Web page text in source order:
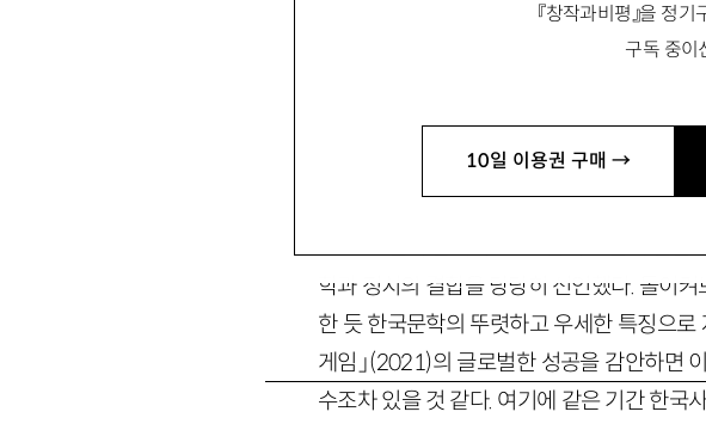
『창작과비평』을 정
구독 중이
10일 이용권 구매 →
편서 『다시 소설이론을 읽는다』 등이 있음.
1. 까다로운 ‘문학의 정치’
2000년대 말에서 2010년대 초반에 걸친 ‘
학과 정치의 결합을 당당히 선언했다. 돌이
한 듯 한국문학의 뚜렷하고 우세한 특징으로
게임」(2021)의 글로벌한 성공을 감안하면
수조차 있을 것 같다. 여기에 같은 기간 한국